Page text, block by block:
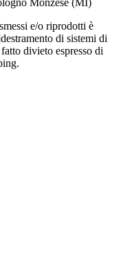
e/o riprodotti è
di sistemi di
divieto espresso di